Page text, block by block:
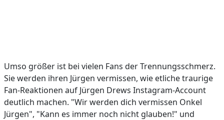
Umso größer ist bei vielen Fans der Trennungsschmerz.
Sie werden ihren Jürgen vermissen, wie etliche traurige
Fan-Reaktionen auf Jürgen Drews Instagram-Account
deutlich machen. "Wir werden dich vermissen Onkel
Jürgen", "Kann es immer noch nicht glauben!" und